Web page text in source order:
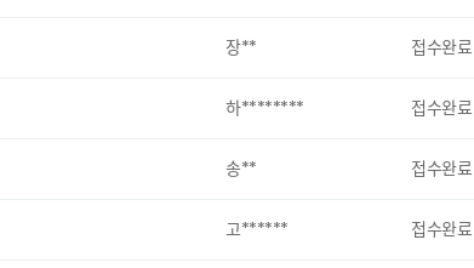
장** 접수완료
하******** 접수완료
송** 접수완료
고****** 접수완료